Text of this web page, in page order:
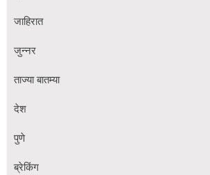
जाहिरात
जुन्नर
ताज्या बातम्या
देश
पुणे
ब्रेकिंग